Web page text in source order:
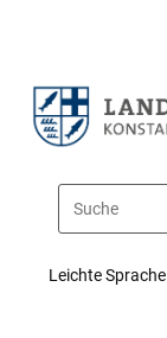
Leichte Sprache